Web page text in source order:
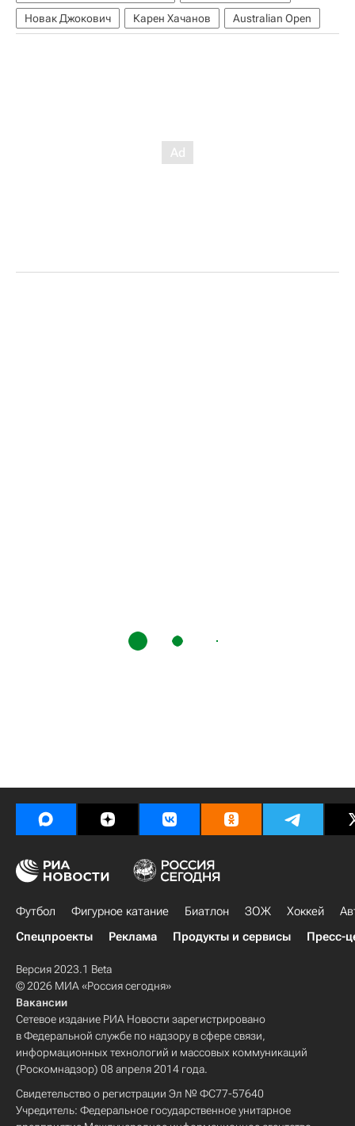
Новак Джокович
Карен Хачанов Australian Open
Футбол Фигурное катание Биатлон ЗОЖ Хоккей
Спецпроекты
Реклама Продукты и сервисы Пресс-
Версия 2023.1 Beta
© 2026 МИА «Россия сегодня»
Вакансии
Сетевое издание РИА Новости зарегистрировано
в Федеральной службе по надзору в сфере связи,
информационных технологий и массовых коммуникаций
(Роскомнадзор) 08 апреля 2014 года.
Свидетельство о регистрации Эл № ФС77-57640
Учредитель: Федеральное государственное унитарное